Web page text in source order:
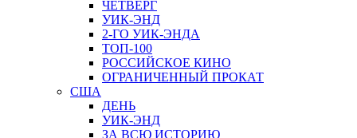
ЧЕТВЕРГ
УИК-ЭНД
2-ГО УИК-ЭНДА
ТОП-100
РОССИЙСКОЕ КИНО
ОГРАНИЧЕННЫЙ ПРОКАТ
США
ДЕНЬ
УИК-ЭНД
ЗА ВСЮ ИСТОРИЮ